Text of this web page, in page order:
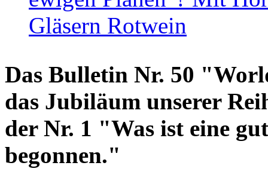
Gläsern Rotwein
Das Bulletin Nr. 50
das Jubiläum unserer
der Nr. 1 "Was ist eine
begonnen."